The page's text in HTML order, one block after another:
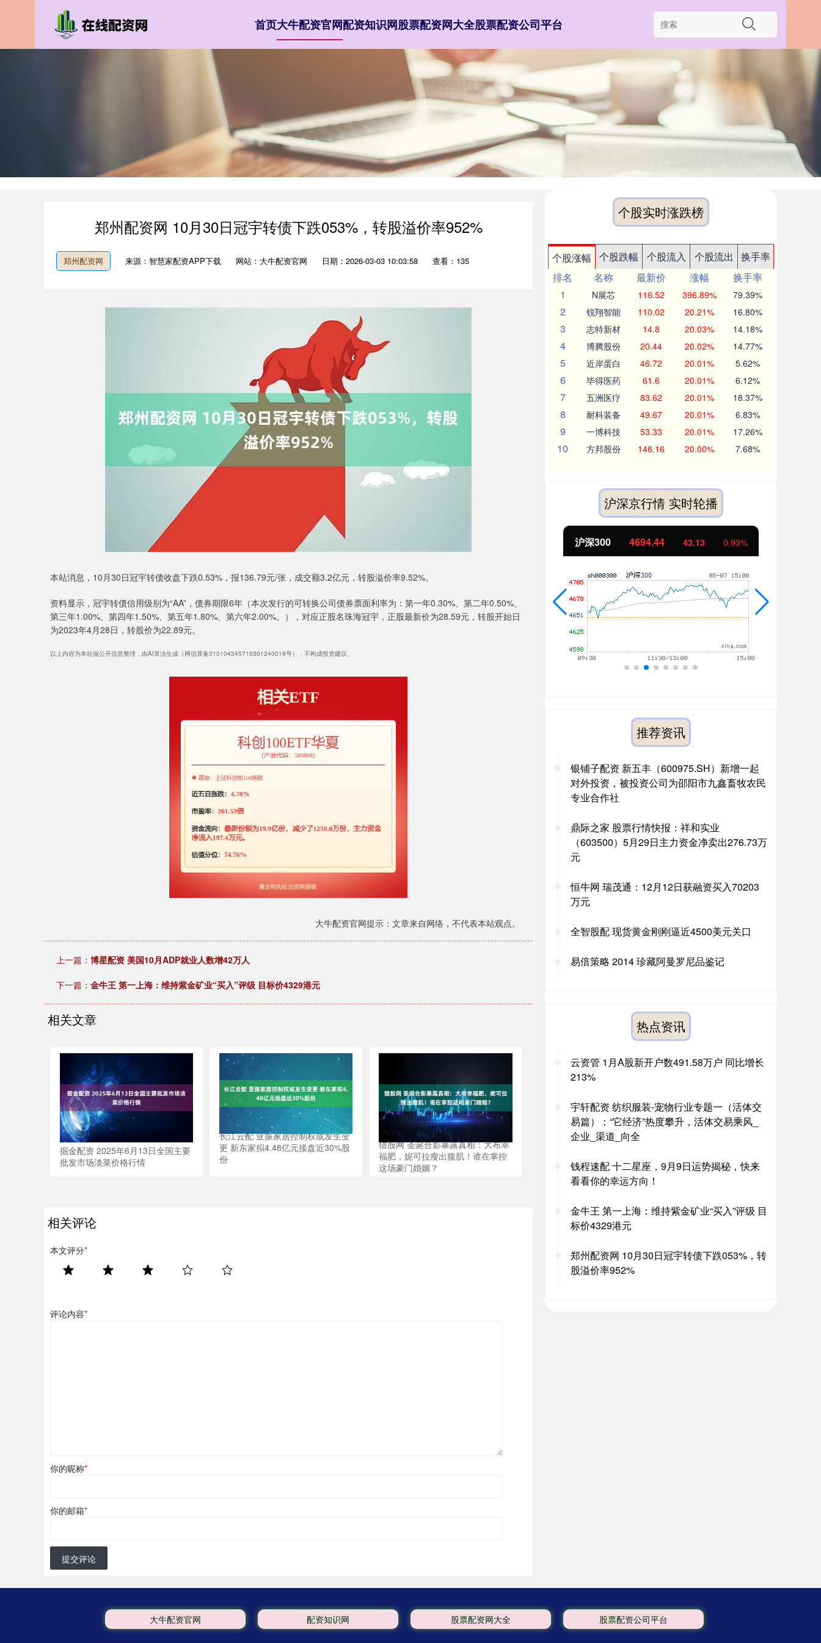
首页大牛配资官网配资知识网股票配资网大全股票配资公司平台
郑州配资网 10月30日冠宇转债下跌053%，转股溢价率952%
郑州配资网 来源：智慧家配资APP下载 网站：大牛配资官网 日期：2026-03-03 10:03:58 查看：135
本站消息，10月30日冠宇转债收盘下跌0.53%，报136.79元/张，成交额3.2亿元，转股溢价率9.52%。
资料显示，冠宇转债信用级别为“AA”，债券期限6年（本次发行的可转换公司债券票面利率为：第一年0.30%、第二年0.50%、
第三年1.00%、第四年1.50%、第五年1.80%、第六年2.00%。），对应正股名珠海冠宇，正股最新价为28.59元，转股开始日
为2023年4月28日，转股价为22.89元。
以上内容为本站据公开信息整理，由AI算法生成（网信算备310104345710301240019号），不构成投资建议。
大牛配资官网提示：文章来自网络，不代表本站观点。
上一篇： 博星配资 美国10月ADP就业人数增42万人
下一篇： 金牛王 第一上海：维持紫金矿业“买入”评级 目标价4329港元
相关文章
掘金配资 2025年6月13日全国主要
批发市场淡菜价格行情
长江云配 亚振家居控制权或发生变
更 新东家拟4.48亿元接盘近30%股
份
猎股网 圣诞合影暴露真相：大布幸
福肥，妮可拉瘦出腹肌！谁在掌控
这场豪门婚姻？
相关评论
本文评分*
评论内容*
你的昵称*
你的邮箱*
提交评论
个股实时涨跌榜
个股涨幅 个股跌幅 个股流入 个股流出
换手率
排名
名称 最新价 涨幅
换手率
1
N展芯 116.52 396.89% 79.39%
2 锐翔智能 110.02 20.21% 16.80%
3 志特新材 14.8 20.03% 14.18%
4 博腾股份 20.44 20.02% 14.77%
5 近岸蛋白 46.72 20.01% 5.62%
6 毕得医药 61.6 20.01% 6.12%
7 五洲医疗 83.62 20.01% 18.37%
8 耐科装备 49.67 20.01% 6.83%
9 一博科技 53.33 20.01% 17.26%
10 方邦股份 146.16 20.00% 7.68%
沪深京行情 实时轮播
沪深300 北证50 1134.24 11.37 1.01%
推荐资讯
银铺子配资 新五丰（600975.SH）新增一起
对外投资，被投资公司为邵阳市九鑫畜牧农民
专业合作社
鼎际之家 股票行情快报：祥和实业
（603500）5月29日主力资金净卖出276.73万
元
恒牛网 瑞茂通：12月12日获融资买入70203
万元
全智股配 现货黄金刚刚逼近4500美元关口
易倍策略 2014 珍藏阿曼罗尼品鉴记
热点资讯
云资管 1月A股新开户数491.58万户 同比增长
213%
宇轩配资 纺织服装-宠物行业专题一（活体交
易篇）：“它经济”热度攀升，活体交易乘风_
企业_渠道_向全
钱程速配 十二星座，9月9日运势揭秘，快来
看看你的幸运方向！
金牛王 第一上海：维持紫金矿业“买入”评级 目
标价4329港元
郑州配资网 10月30日冠宇转债下跌053%，转
股溢价率952%
大牛配资官网 配资知识网 股票配资网大全 股票配资公司平台